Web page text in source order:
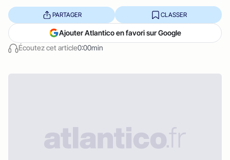
Écoutez cet article0:00min
PARTAGER CLASSER
Ajouter Atlantico en favori sur Google